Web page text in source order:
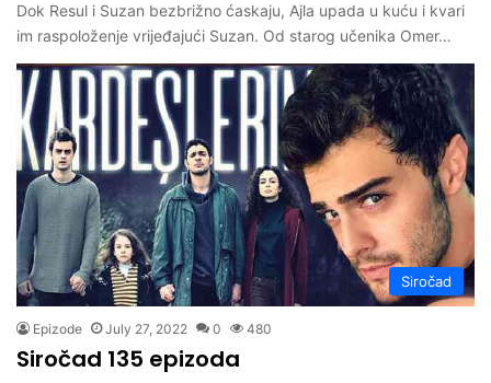
Dok Resul i Suzan bezbrižno ćaskaju, Ajla upada u kuću i kvari
im raspoloženje vrijeđajući Suzan. Od starog učenika Omer…
Siročad
Epizode July 27, 2022 0 480
Siročad 135 epizoda